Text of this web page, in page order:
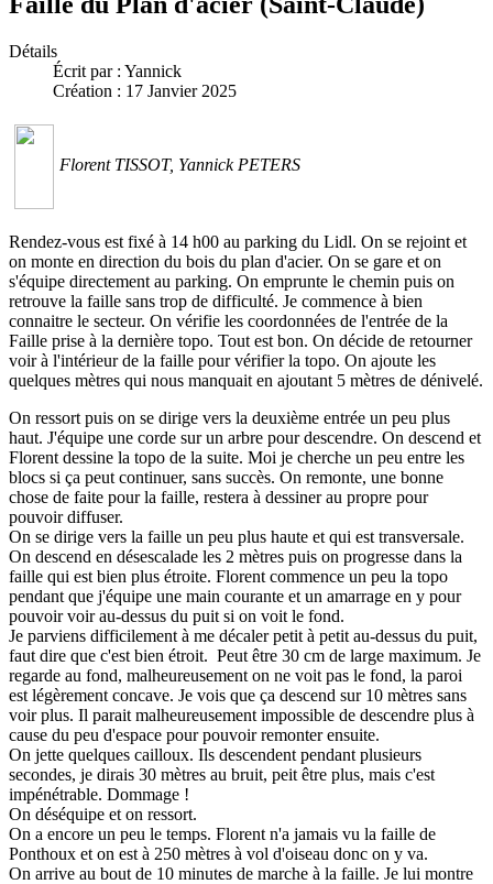
Détails
Écrit par : Yannick
Création : 17 Janvier 2025
Florent TISSOT, Yannick PETERS
Rendez-vous est fixé à 14 h00 au parking du Lidl. On se rejoint et
on monte en direction du bois du plan d'acier. On se gare et on
s'équipe directement au parking. On emprunte le chemin puis on
retrouve la faille sans trop de difficulté. Je commence à bien
connaitre le secteur. On vérifie les coordonnées de l'entrée de la
Faille prise à la dernière topo. Tout est bon. On décide de retourner
voir à l'intérieur de la faille pour vérifier la topo. On ajoute les
quelques mètres qui nous manquait en ajoutant 5 mètres de dénivelé.
On ressort puis on se dirige vers la deuxième entrée un peu plus
haut. J'équipe une corde sur un arbre pour descendre. On descend et
Florent dessine la topo de la suite. Moi je cherche un peu entre les
blocs si ça peut continuer, sans succès. On remonte, une bonne
chose de faite pour la faille, restera à dessiner au propre pour
pouvoir diffuser.
On se dirige vers la faille un peu plus haute et qui est transversale.
On descend en désescalade les 2 mètres puis on progresse dans la
faille qui est bien plus étroite. Florent commence un peu la topo
pendant que j'équipe une main courante et un amarrage en y pour
pouvoir voir au-dessus du puit si on voit le fond.
Je parviens difficilement à me décaler petit à petit au-dessus du puit,
faut dire que c'est bien étroit. Peut être 30 cm de large maximum. Je
regarde au fond, malheureusement on ne voit pas le fond, la paroi
est légèrement concave. Je vois que ça descend sur 10 mètres sans
voir plus. Il parait malheureusement impossible de descendre plus à
cause du peu d'espace pour pouvoir remonter ensuite.
On jette quelques cailloux. Ils descendent pendant plusieurs
secondes, je dirais 30 mètres au bruit, peit être plus, mais c'est
impénétrable. Dommage !
On déséquipe et on ressort.
On a encore un peu le temps. Florent n'a jamais vu la faille de
Ponthoux et on est à 250 mètres à vol d'oiseau donc on y va.
On arrive au bout de 10 minutes de marche à la faille. Je lui montre